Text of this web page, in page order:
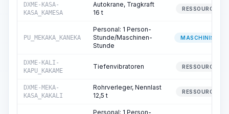
DXME-KASA-
KASA_KAMESA
Autokrane, Tragkraft
16 t
RESSOURCE
PU_MEKAKA_KANEKA
Personal: 1 Person-
Stunde/Maschinen-
Stunde
MASCHINIST
DXME-KALI-
KAPU_KAKAME
Tiefenvibratoren RESSOURCE
DXME-MEKA-
KASA_KAKALI
Rohrverleger, Nennlast
12,5 t
RESSOURCE
Personal: 1 Person-